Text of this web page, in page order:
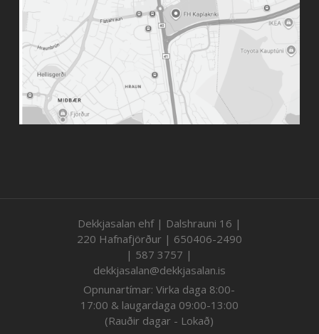
Dekkjasalan ehf | Dalshrauni 16 |
220 Hafnafjörður | 650406-2490
| 587 3757 |
dekkjasalan@dekkjasalan.is
Opnunartímar: Virka daga 8:00-
17:00 & laugardaga 09:00-13:00
(Rauðir dagar - Lokað)